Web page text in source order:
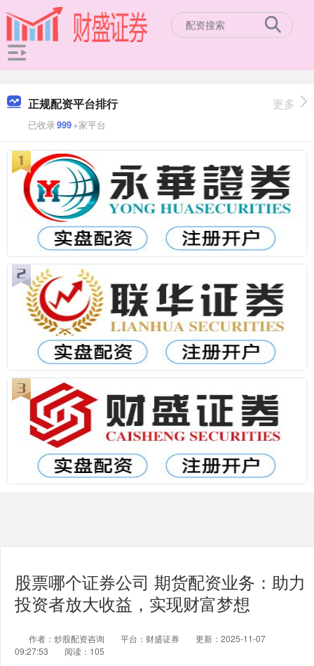
正规配资平台排行
已收录999+家平台
更多
股票哪个证券公司 期货配资业务：助力
投资者放大收益，实现财富梦想
作者：炒股配资咨询 平台：财盛证券
更新：2025-11-07
09:27:53
阅读：105